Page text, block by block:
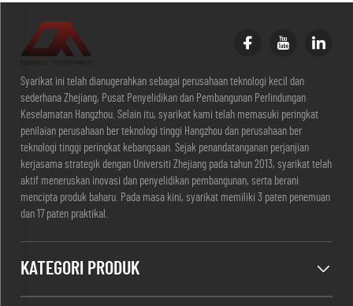
Syarikat ini telah dianugerahkan sebagai perusahaan teknologi kecil dan
sederhana Zhejiang, Pusat Penyelidikan dan Pembangunan Perlindungan
Keselamatan Hangzhou. Selain itu, syarikat kami telah memasuki peringkat
penilaian perusahaan ber teknologi tinggi Hangzhou dan perusahaan ber
teknologi tinggi peringkat kebangsaan. Sejak penandatanganan perjanjian
kerjasama strategik dengan Universiti Zhejiang pada tahun 2013, syarikat telah
aktif meneruskan inovasi dan penyelidikan pembangunan, serta berani
mencipta produk baharu. Pada masa kini, syarikat memiliki 3 paten penemuan
dan 17 paten praktikal.
KATEGORI PRODUK